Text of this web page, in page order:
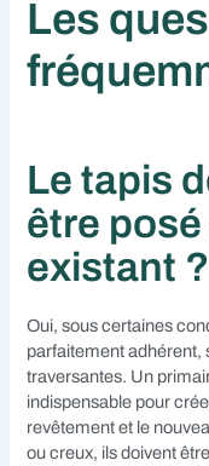
Les
Le tapis
être
existant ?
Oui, sous certaines
parfaitement adhérent,
traversantes. Un
indispensable pour
revêtement et le
ou creux, ils doivent